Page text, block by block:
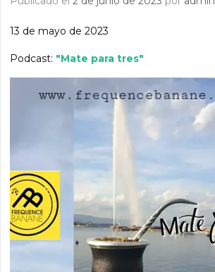
13 de mayo de 2023
Podcast: "Mate para tres"